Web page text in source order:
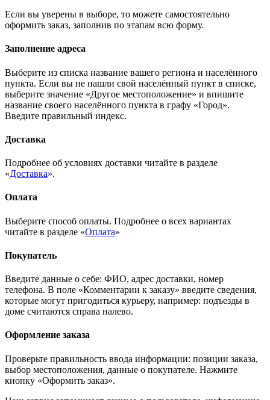
Если вы уверены в выборе, то можете самостоятельно
оформить заказ, заполнив по этапам всю форму.
Заполнение адреса
Выберите из списка название вашего региона и населённого
пункта. Если вы не нашли свой населённый пункт в списке,
выберите значение «Другое местоположение» и впишите
название своего населённого пункта в графу «Город».
Введите правильный индекс.
Доставка
Подробнее об условиях доставки читайте в разделе
«Доставка».
Оплата
Выберите способ оплаты. Подробнее о всех вариантах
читайте в разделе «Оплата»
Покупатель
Введите данные о себе: ФИО, адрес доставки, номер
телефона. В поле «Комментарии к заказу» введите сведения,
которые могут пригодиться курьеру, например: подъезды в
доме считаются справа налево.
Оформление заказа
Проверьте правильность ввода информации: позиции заказа,
выбор местоположения, данные о покупателе. Нажмите
кнопку «Оформить заказ».